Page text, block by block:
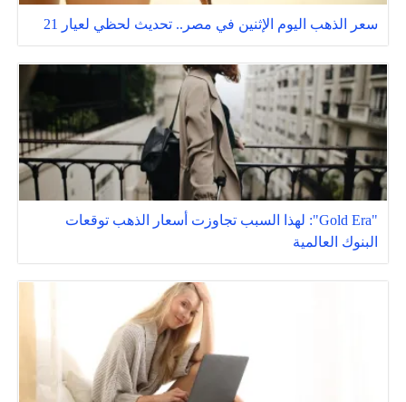
سعر الذهب اليوم الإثنين في مصر.. تحديث لحظي لعيار 21
"Gold Era": لهذا السبب تجاوزت أسعار الذهب توقعات
البنوك العالمية